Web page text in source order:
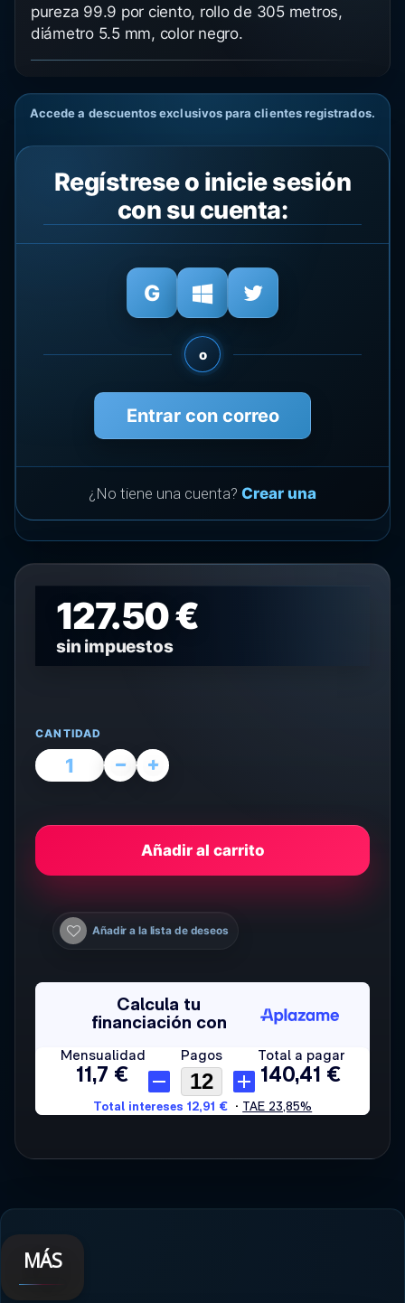
pureza 99.9 por ciento, rollo de 305 metros,
diámetro 5.5 mm, color negro.
Accede a descuentos exclusivos para clientes registrados.
Regístrese o inicie sesión
con su cuenta:
o
Entrar con correo
¿No tiene una cuenta? Crear una
127.50 €
sin impuestos
CANTIDAD
Añadir al carrito
Añadir a la lista de deseos
MÁS